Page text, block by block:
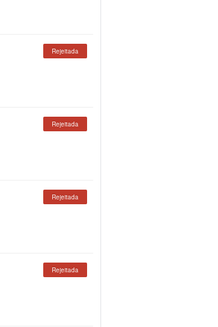
Rejeitada
Rejeitada
Rejeitada
Rejeitada